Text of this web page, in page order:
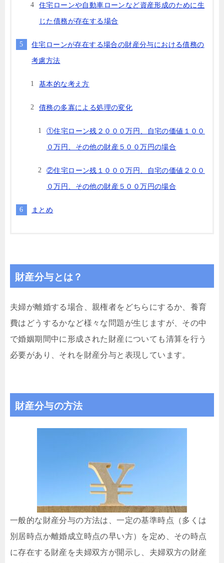
住宅ローンや自動車ローンなど資産形成のために生
じた債務が存在する場合
住宅ローンが存在する場合の財産分与における債務の
考慮方法
基本的な考え方
債務の多寡による処理の変化
①住宅ローン残２０００万円、自宅の価値１００
０万円、その他の財産５００万円の場合
②住宅ローン残１０００万円、自宅の価値２００
０万円、その他の財産５００万円の場合
まとめ
財産分与とは？
夫婦が離婚する場合、親権者をどちらにするか、養育
費はどうするかなど様々な問題が生じますが、その中
で婚姻期間中に形成された財産についても清算を行う
必要があり、それを財産分与と表現しています。
財産分与の方法
一般的な財産分与の方法は、一定の基準時点（多くは
別居時点か離婚成立時点の早い方）を定め、その時点
に存在する財産を夫婦双方が開示し、夫婦双方の財産